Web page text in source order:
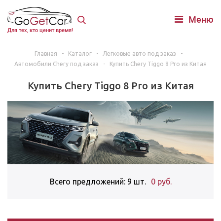
Для тех, кто ценит время!
Меню
Главная - Каталог - Легковые авто под заказ
-
Автомобили Chery под заказ
- Купить Chery Tiggo 8 Pro из Китая
Купить Chery Tiggo 8 Pro из Китая
Всего предложений: 9 шт. 0 руб.